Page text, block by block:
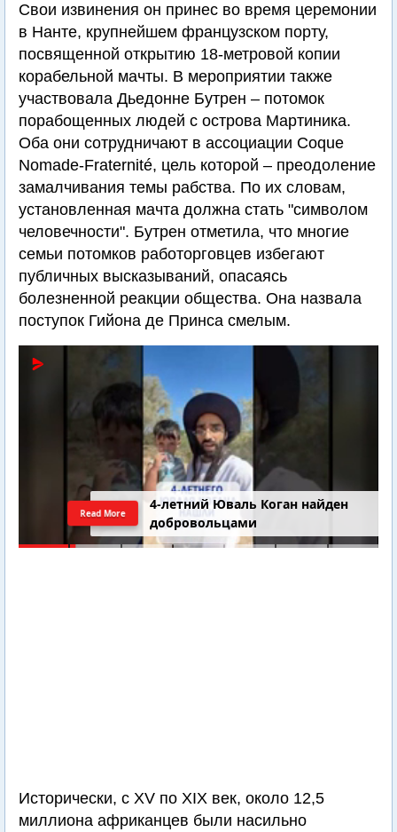
Свои извинения он принес во время церемонии
в Нанте, крупнейшем французском порту,
посвященной открытию 18-метровой копии
корабельной мачты. В мероприятии также
участвовала Дьедонне Бутрен – потомок
порабощенных людей с острова Мартиника.
Оба они сотрудничают в ассоциации Coque
Nomade-Fraternité, цель которой – преодоление
замалчивания темы рабства. По их словам,
установленная мачта должна стать "символом
человечности". Бутрен отметила, что многие
семьи потомков работорговцев избегают
публичных высказываний, опасаясь
болезненной реакции общества. Она назвала
поступок Гийона де Принса смелым.
4-летний Юваль Коган найден
добровольцами
Read More
Исторически, с XV по XIX век, около 12,5
миллиона африканцев были насильно